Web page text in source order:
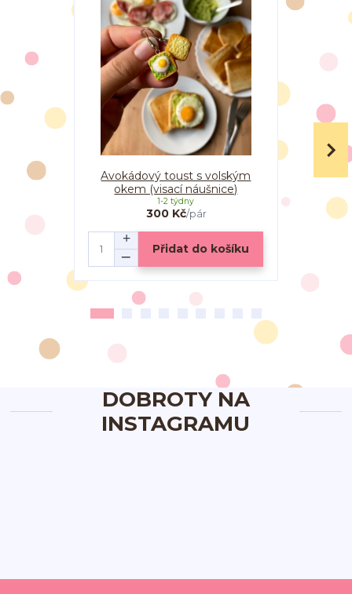
Avokádový toust s volským
okem (visací náušnice)
300 Kč/pár
1-2 týdny
Přidat do košíku
DOBROTY NA
INSTAGRAMU